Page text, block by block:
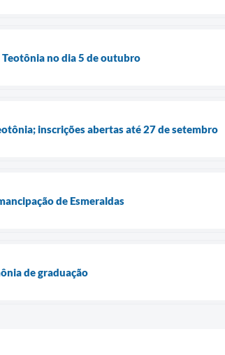
Teotônia no dia 5 de outubro
inscrições abertas até 27 de setembro
de Esmeraldas
de graduação